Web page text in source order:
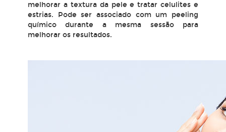
melhorar a textura da pele e tratar celulites e
estrias. Pode ser associado com um peeling
químico durante a mesma sessão para
melhorar os resultados.